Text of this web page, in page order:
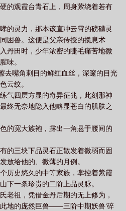
的观霞台青石上，周身萦绕着若有
的灵力，那本该直冲云霄的磅礴灵
困兽。这便是父亲传授的揽息术
田时，少年浓密的睫毛痛苦地微
味。
去嘴角刺目的鲜红血丝，深邃的目光
云纹。
气四层方显的奇异征兆，此刻那神
终无奈地隐入他略显苍白的肌肤之
的宽大族袍，露出一角悬于腰间的
的三块下品灵石正散发着微弱而固
放给他的、微薄的月例。
历史悠久的中等家族，掌控着紫霞
下一条珍贵的二阶上品灵脉。
老祖，凭借金丹后期的无上修为，
地的庞然巨兽——三阶中期妖兽‘碎